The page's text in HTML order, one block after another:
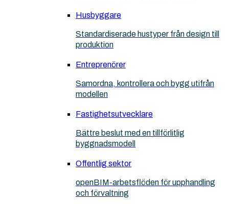
Husbyggare
Standardiserade hustyper från design till
produktion
Entreprenörer
Samordna, kontrollera och bygg utifrån
modellen
Fastighetsutvecklare
Bättre beslut med en tillförlitlig
byggnadsmodell
Offentlig sektor
openBIM-arbetsflöden för upphandling
och förvaltning